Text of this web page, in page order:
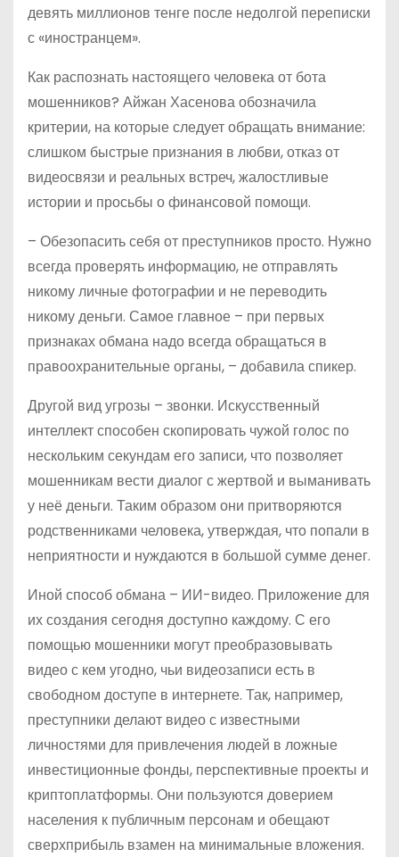
девять миллионов тенге после недолгой переписки
с «иностранцем».
Как распознать настоящего человека от бота
мошенников? Айжан Хасенова обозначила
критерии, на которые следует обращать внимание:
слишком быстрые признания в любви, отказ от
видеосвязи и реальных встреч, жалостливые
истории и просьбы о финансовой помощи.
– Обезопасить себя от преступников просто. Нужно
всегда проверять информацию, не отправлять
никому личные фотографии и не переводить
никому деньги. Самое главное – при первых
признаках обмана надо всегда обращаться в
правоохранительные органы, – добавила спикер.
Другой вид угрозы – звонки. Искусственный
интеллект способен скопировать чужой голос по
нескольким секундам его записи, что позволяет
мошенникам вести диалог с жертвой и выманивать
у неё деньги. Таким образом они притворяются
родственниками человека, утверждая, что попали в
неприятности и нуждаются в большой сумме денег.
Иной способ обмана – ИИ-видео. Приложение для
их создания сегодня доступно каждому. С его
помощью мошенники могут преобразовывать
видео с кем угодно, чьи видеозаписи есть в
свободном доступе в интернете. Так, например,
преступники делают видео с известными
личностями для привлечения людей в ложные
инвестиционные фонды, перспективные проекты и
криптоплатформы. Они пользуются доверием
населения к публичным персонам и обещают
сверхприбыль взамен на минимальные вложения.